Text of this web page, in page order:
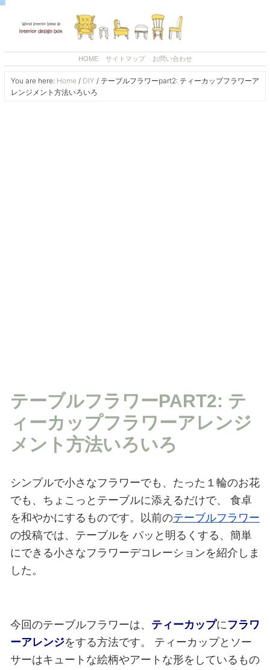
HOME サイトマップ お問い合わせ
You are here: Home / DIY /テーブルフラワーpart2: ティーカップフラワーア
レンジメント方法いろいろ
テーブルフラワーPART2: テ
ィーカップフラワーアレンジ
メント方法いろいろ
シンプルで小さなフラワーでも、たった１輪のお花
でも、ちょこっとテーブルに添えるだけで、
食卓
を和やかにするものです。以前のテーブルフラワー
の投稿では、テーブルを パッと明るくする、簡単
にできる小さなフラワーデコレーションを紹介しま
した。
今回のテーブルフラワーは、 ティーカップにフラワ
ーアレンジをする方法です。
ティーカップとソー
サーはキュートな絵柄やアートな形をしているもの